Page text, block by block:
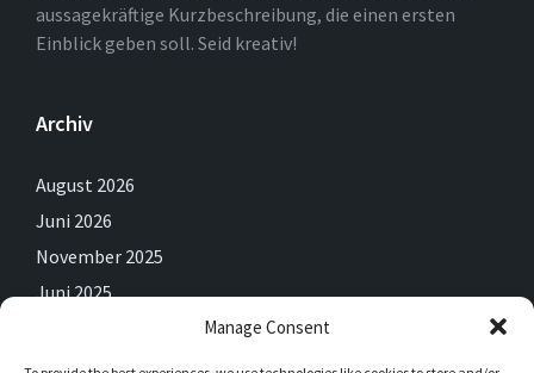
Manage Consent
aussagekräftige Kurzbeschreibung, die einen ersten
Einblick geben soll. Seid kreativ!
Archiv
August 2026
Juni 2026
November 2025
Juni 2025
April 2025